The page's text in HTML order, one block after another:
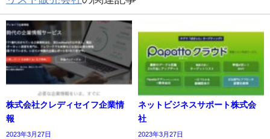
株式会社クレディセイフ企業情
報
2023年3月27日
ネットビジネスサポート株式会
社
2023年3月27日